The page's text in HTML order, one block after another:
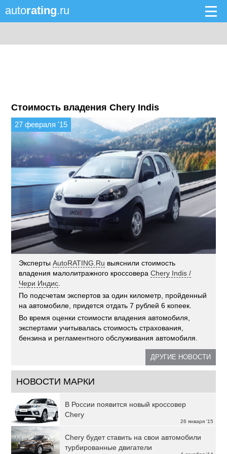
autorating.ru
Стоимость владения Chery Indis
27 февраля '15
ЭкспертыAutoRATING.Ru выяснили стоимость
владения малолитражного кроссовераChery Indis /
Чери Индис
По подсчетам экспертов за один километр, пройденный
на автомобиле, придется отдать 7 рублей 6 копеек.
Во время оценки стоимости владения автомобиля,
экспертами учитывалась стоимость страхования,
бензина и регламентного обслуживания автомобиля.
ДРУГИЕ НОВОСТИ
НОВОСТИ МАРКИ
26 января '15
В России появится новый кроссовер
Chery
Chery будет ставить на свои автомобили
турбированные двигатели